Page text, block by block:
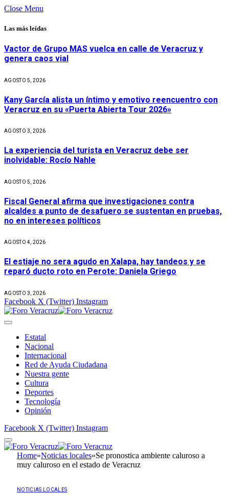
Close Menu
Las más leídas
Vactor de Grupo MAS vuelca en calle de Veracruz y
genera caos vial
AGOSTO 5, 2026
Kany García alista un íntimo y emotivo reencuentro con
Veracruz en su «Puerta Abierta Tour 2026»
AGOSTO 3, 2026
La experiencia del turista en Veracruz debe ser
inolvidable: Rocío Nahle
AGOSTO 5, 2026
Fiscal General afirma que investigaciones contra
alcaldes a punto de desafuero se sustentan en pruebas,
no en intereses políticos
AGOSTO 4, 2026
El estiaje no sera agudo en Xalapa, hay tandeos y se
reparó ducto roto en Perote: Daniela Griego
AGOSTO 3, 2026
Facebook X (Twitter) Instagram
Estatal
Nacional
Internacional
Red de Ayuda Ciudadana
Nuestra gente
Cultura
Deportes
Tecnología
Opinión
Facebook X (Twitter) Instagram
Home»Noticias locales»Se pronostica ambiente caluroso a
muy caluroso en el estado de Veracruz
NOTICIAS LOCALES